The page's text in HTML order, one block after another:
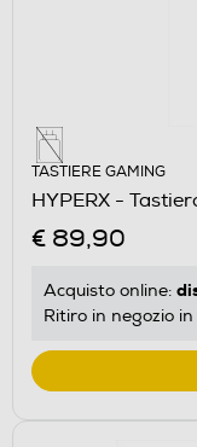
TASTIERE GAMING
HYPERX -
€ 89,90
Acquisto online:
Ritiro in negozio